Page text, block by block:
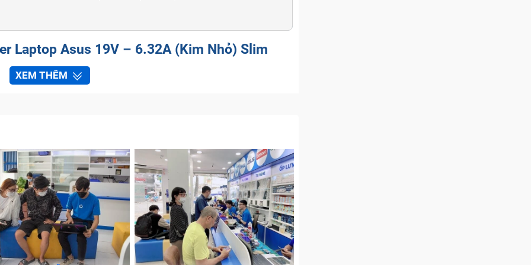
Laptop Asus 19V – 6.32A (Kim Nhỏ) Slim
lạ gì với chúng ta khi sử dụng máy tính xách tay. Việc thay sạc
nhận:Nếu gặp trường hợp này, chưa hẳn là phải thay sạc vì
có điện,….Do vậy, hãy thử sử dụng một sạc cùng loại khác
hoạt động bình thường thì chính lúc này sạc Laptop của bạn đã
XEM THÊM